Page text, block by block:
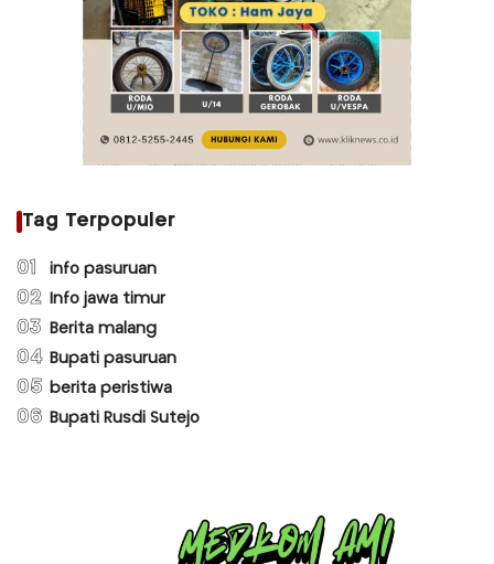
Tag Terpopuler
01 info pasuruan
02 Info jawa timur
03 Berita malang
04 Bupati pasuruan
05 berita peristiwa
06 Bupati Rusdi Sutejo